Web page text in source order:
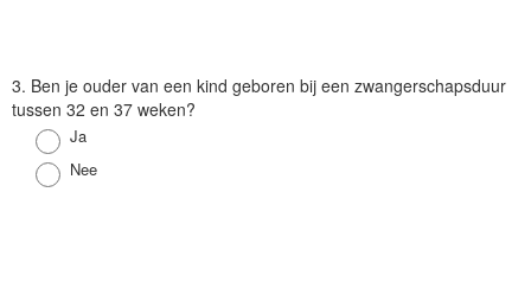
V
r
3. Ben je ouder van een kind geboren bij een zwangerschapsduur
tussen 32 en 37 weken?
Antwoord
Ja
Antwoord
Nee